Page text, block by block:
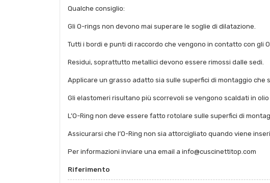
Qualche consiglio:
Gli O-rings non devono mai superare le soglie di dilatazione.
Tutti i bordi e punti di raccordo che vengono in contatto con
Residui, soprattutto metallici devono essere rimossi dalle sedi.
Applicare un grasso adatto sia sulle superfici di montaggio che
Gli elastomeri risultano più scorrevoli se vengono scaldati in
L’O-Ring non deve essere fatto rotolare sulle superfici di
Assicurarsi che l’O-Ring non sia attorcigliato quando viene
Per informazioni inviare una email a info@cuscinettitop.com
Riferimento